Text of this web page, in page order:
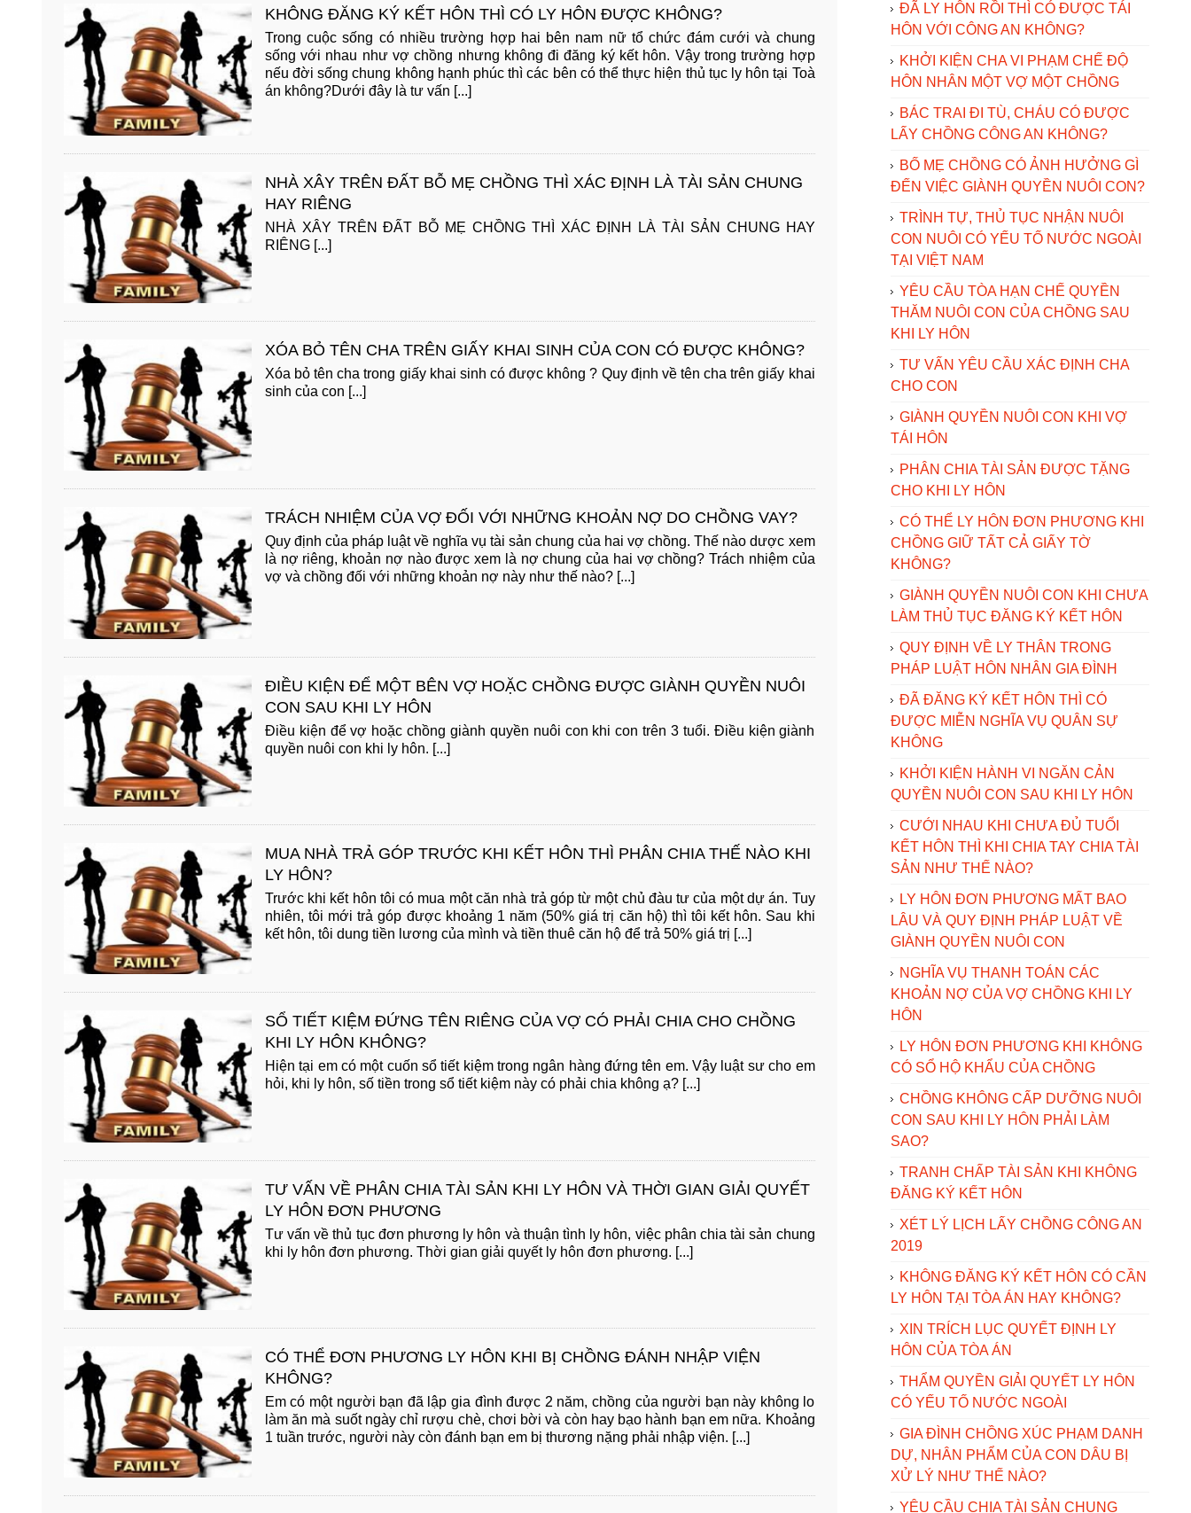
KHÔNG ĐĂNG KÝ KẾT HÔN THÌ CÓ LY HÔN ĐƯỢC KHÔNG?
Trong cuộc sống có nhiều trường hợp hai bên nam nữ tổ chức đám cưới và chung
sống với nhau như vợ chồng nhưng không đi đăng ký kết hôn. Vậy trong trường hợp
nếu đời sống chung không hạnh phúc thì các bên có thể thực hiện thủ tục ly hôn tại Toà
án không?Dưới đây là tư vấn [...]
NHÀ XÂY TRÊN ĐẤT BỖ MẸ CHỒNG THÌ XÁC ĐỊNH LÀ TÀI SẢN CHUNG
HAY RIÊNG
NHÀ XÂY TRÊN ĐẤT BỖ MẸ CHỒNG THÌ XÁC ĐỊNH LÀ TÀI SẢN CHUNG HAY
RIÊNG [...]
XÓA BỎ TÊN CHA TRÊN GIẤY KHAI SINH CỦA CON CÓ ĐƯỢC KHÔNG?
Xóa bỏ tên cha trong giấy khai sinh có được không ? Quy định về tên cha trên giấy khai
sinh của con [...]
TRÁCH NHIỆM CỦA VỢ ĐỐI VỚI NHỮNG KHOẢN NỢ DO CHỒNG VAY?
Quy định của pháp luật về nghĩa vụ tài sản chung của hai vợ chồng. Thế nào dược xem
là nợ riêng, khoản nợ nào được xem là nợ chung của hai vợ chồng? Trách nhiệm của
vợ và chồng đối với những khoản nợ này như thế nào? [...]
ĐIỀU KIỆN ĐỂ MỘT BÊN VỢ HOẶC CHỒNG ĐƯỢC GIÀNH QUYỀN NUÔI
CON SAU KHI LY HÔN
Điều kiện để vợ hoặc chồng giành quyền nuôi con khi con trên 3 tuổi. Điều kiện giành
quyền nuôi con khi ly hôn. [...]
MUA NHÀ TRẢ GÓP TRƯỚC KHI KẾT HÔN THÌ PHÂN CHIA THẾ NÀO KHI
LY HÔN?
Trước khi kết hôn tôi có mua một căn nhà trả góp từ một chủ đàu tư của một dự án. Tuy
nhiên, tôi mới trả góp được khoảng 1 năm (50% giá trị căn hộ) thì tôi kết hôn. Sau khi
kết hôn, tôi dung tiền lương của mình và tiền thuê căn hộ để trả 50% giá trị [...]
SỔ TIẾT KIỆM ĐỨNG TÊN RIÊNG CỦA VỢ CÓ PHẢI CHIA CHO CHỒNG
KHI LY HÔN KHÔNG?
Hiện tại em có một cuốn sổ tiết kiệm trong ngân hàng đứng tên em. Vậy luật sư cho em
hỏi, khi ly hôn, số tiền trong sổ tiết kiệm này có phải chia không ạ? [...]
TƯ VẤN VỀ PHÂN CHIA TÀI SẢN KHI LY HÔN VÀ THỜI GIAN GIẢI QUYẾT
LY HÔN ĐƠN PHƯƠNG
Tư vấn về thủ tục đơn phương ly hôn và thuận tình ly hôn, việc phân chia tài sản chung
khi ly hôn đơn phương. Thời gian giải quyết ly hôn đơn phương. [...]
CÓ THỂ ĐƠN PHƯƠNG LY HÔN KHI BỊ CHỒNG ĐÁNH NHẬP VIỆN
KHÔNG?
Em có một người bạn đã lập gia đình được 2 năm, chồng của người bạn này không lo
làm ăn mà suốt ngày chỉ rượu chè, chơi bời và còn hay bạo hành bạn em nữa. Khoảng
1 tuần trước, người này còn đánh bạn em bị thương nặng phải nhập viện. [...]
ĐÃ LY HÔN RỒI THÌ CÓ ĐƯỢC TÁI
HÔN VỚI CÔNG AN KHÔNG?
KHỞI KIỆN CHA VI PHẠM CHẾ ĐỘ
HÔN NHÂN MỘT VỢ MỘT CHỒNG
BÁC TRAI ĐI TÙ, CHÁU CÓ ĐƯỢC
LẤY CHỒNG CÔNG AN KHÔNG?
BỐ MẸ CHỒNG CÓ ẢNH HƯỞNG GÌ
ĐẾN VIỆC GIÀNH QUYỀN NUÔI CON?
TRÌNH TỰ, THỦ TỤC NHẬN NUÔI
CON NUÔI CÓ YẾU TỐ NƯỚC NGOÀI
TẠI VIỆT NAM
YÊU CẦU TÒA HẠN CHẾ QUYỀN
THĂM NUÔI CON CỦA CHỒNG SAU
KHI LY HÔN
TƯ VẤN YÊU CẦU XÁC ĐỊNH CHA
CHO CON
GIÀNH QUYỀN NUÔI CON KHI VỢ
TÁI HÔN
PHÂN CHIA TÀI SẢN ĐƯỢC TẶNG
CHO KHI LY HÔN
CÓ THỂ LY HÔN ĐƠN PHƯƠNG KHI
CHỒNG GIỮ TẤT CẢ GIẤY TỜ
KHÔNG?
GIÀNH QUYỀN NUÔI CON KHI CHƯA
LÀM THỦ TỤC ĐĂNG KÝ KẾT HÔN
QUY ĐỊNH VỀ LY THÂN TRONG
PHÁP LUẬT HÔN NHÂN GIA ĐÌNH
ĐÃ ĐĂNG KÝ KẾT HÔN THÌ CÓ
ĐƯỢC MIỄN NGHĨA VỤ QUÂN SỰ
KHÔNG
KHỞI KIỆN HÀNH VI NGĂN CẢN
QUYỀN NUÔI CON SAU KHI LY HÔN
CƯỚI NHAU KHI CHƯA ĐỦ TUỔI
KẾT HÔN THÌ KHI CHIA TAY CHIA TÀI
SẢN NHƯ THẾ NÀO?
LY HÔN ĐƠN PHƯƠNG MẤT BAO
LÂU VÀ QUY ĐỊNH PHÁP LUẬT VỀ
GIÀNH QUYỀN NUÔI CON
NGHĨA VỤ THANH TOÁN CÁC
KHOẢN NỢ CỦA VỢ CHỒNG KHI LY
HÔN
LY HÔN ĐƠN PHƯƠNG KHI KHÔNG
CÓ SỔ HỘ KHẨU CỦA CHỒNG
CHỒNG KHÔNG CẤP DƯỠNG NUÔI
CON SAU KHI LY HÔN PHẢI LÀM
SAO?
TRANH CHẤP TÀI SẢN KHI KHÔNG
ĐĂNG KÝ KẾT HÔN
XÉT LÝ LỊCH LẤY CHỒNG CÔNG AN
2019
KHÔNG ĐĂNG KÝ KẾT HÔN CÓ CẦN
LY HÔN TẠI TÒA ÁN HAY KHÔNG?
XIN TRÍCH LỤC QUYẾT ĐỊNH LY
HÔN CỦA TÒA ÁN
THẨM QUYỀN GIẢI QUYẾT LY HÔN
CÓ YẾU TỐ NƯỚC NGOÀI
GIA ĐÌNH CHỒNG XÚC PHẠM DANH
DỰ, NHÂN PHẨM CỦA CON DÂU BỊ
XỬ LÝ NHƯ THẾ NÀO?
YÊU CẦU CHIA TÀI SẢN CHUNG